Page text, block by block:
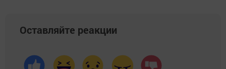
Оставляйте реакции